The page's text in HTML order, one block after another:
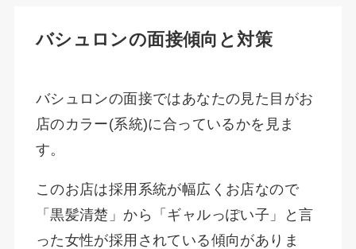
バシュロンの面接傾向と対策
バシュロンの面接ではあなたの見た目がお
店のカラー(系統)に合っているかを見ま
す。
このお店は採用系統が幅広くお店なので
「黒髪清楚」から「ギャルっぽい子」と言
った女性が採用されている傾向がありま